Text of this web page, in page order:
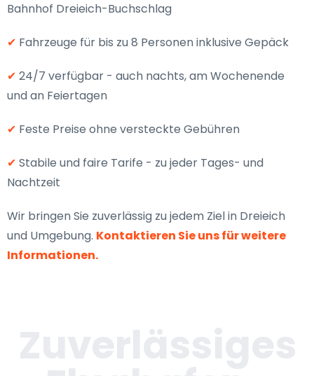
Bahnhof Dreieich-Buchschlag
✔ Fahrzeuge für bis zu 8 Personen inklusive Gepäck
✔ 24/7 verfügbar - auch nachts, am Wochenende
und an Feiertagen
✔ Feste Preise ohne versteckte Gebühren
✔ Stabile und faire Tarife - zu jeder Tages- und
Nachtzeit
Wir bringen Sie zuverlässig zu jedem Ziel in Dreieich
und Umgebung. Kontaktieren Sie uns für weitere
Informationen.